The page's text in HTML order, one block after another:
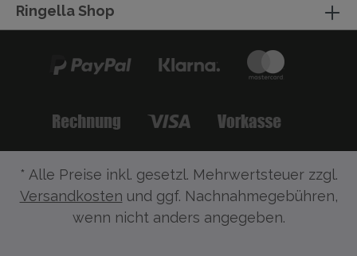
Ringella Shop
* Alle Preise inkl. gesetzl. Mehrwertsteuer zzgl.
Versandkosten und ggf. Nachnahmegebühren,
wenn nicht anders angegeben.